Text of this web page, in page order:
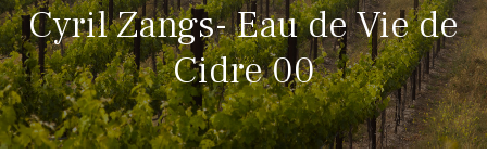
Cyril Zangs- Eau de Vie de
Cidre 00